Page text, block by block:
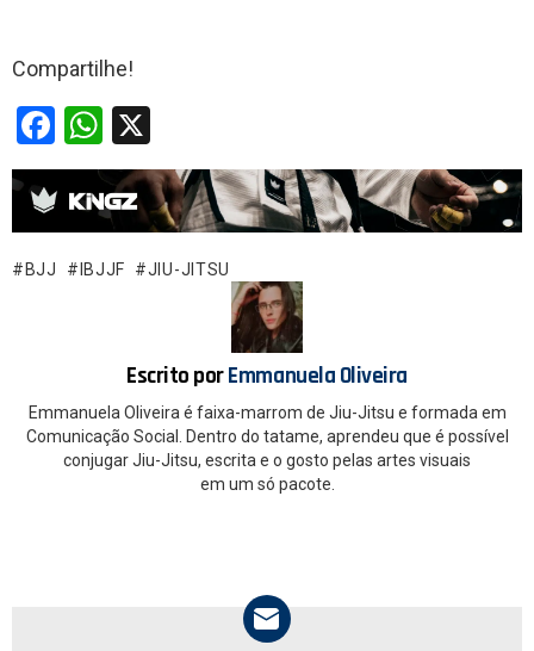
Compartilhe!
F
a
ce
b
o
W
h
at
s
A
BJJ IBJJF JIU-JITSU
Escrito porEmmanuela Oliveira
Emmanuela Oliveira é faixa-marrom de Jiu-Jitsu e formada em
Comunicação Social. Dentro do tatame, aprendeu que é possível
conjugar Jiu-Jitsu, escrita e o gosto pelas artes visuais
em um só pacote.